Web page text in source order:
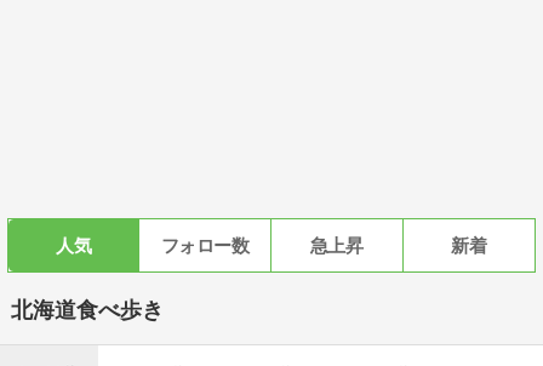
人気 フォロー数 急上昇 新着
北海道食べ歩き